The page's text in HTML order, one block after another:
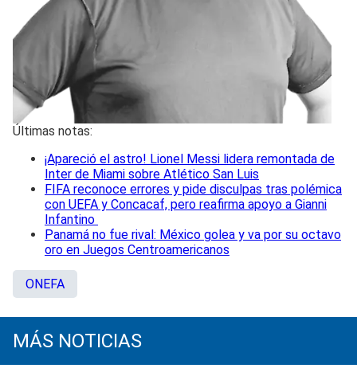
Últimas notas:
¡Apareció el astro! Lionel Messi lidera remontada de
Inter de Miami sobre Atlético San Luis
FIFA reconoce errores y pide disculpas tras polémica
con UEFA y Concacaf, pero reafirma apoyo a Gianni
Infantino
Panamá no fue rival: México golea y va por su octavo
oro en Juegos Centroamericanos
ONEFA
MÁS NOTICIAS